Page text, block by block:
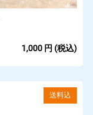
1,000 円 (税込)
送料込